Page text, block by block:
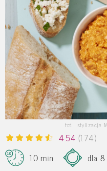
fot. i stylizacja
4.54 (174)
10 min.
dla